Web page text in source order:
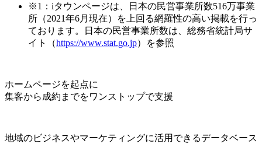
※1：iタウンページは、日本の民営事業所数516万事業
所（2021年6月現在）を上回る網羅性の高い掲載を行っ
ております。日本の民営事業所数は、総務省統計局サ
イト（https://www.stat.go.jp）を参照
ホームページを起点に
集客から成約までをワンストップで支援
地域のビジネスやマーケティングに活用できるデータベース